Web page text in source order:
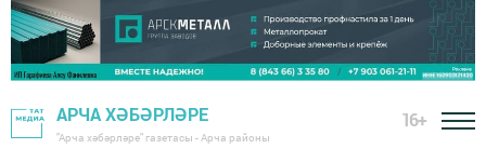
АРЧА ХӘБӘРЛӘРЕ
"Арча хәбәрләре" газетасы - Арча районы
16+